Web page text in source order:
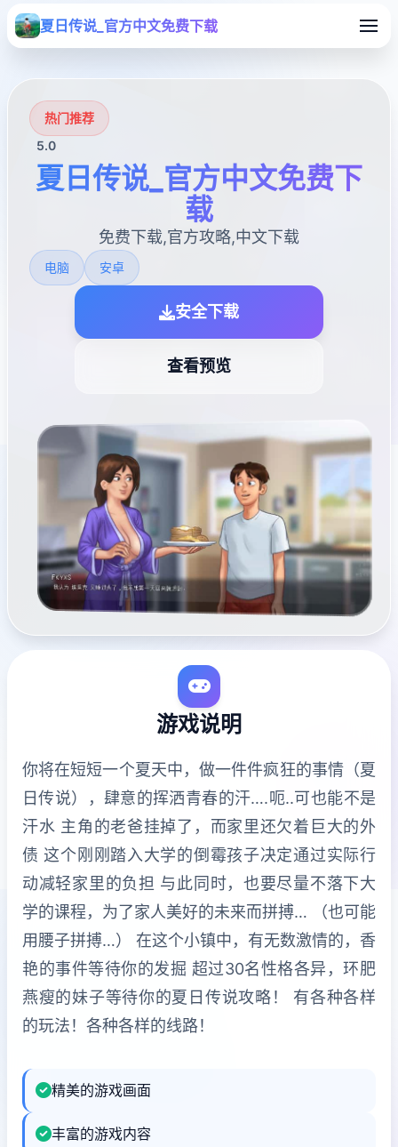
夏日传说_官方中文免费下载
热门推荐
5.0
夏日传说_官方中文免费下
载
免费下载,官方攻略,中文下载
电脑 安卓
安全下载
查看预览
游戏说明
你将在短短一个夏天中，做一件件疯狂的事情（夏
日传说），肆意的挥洒青春的汗….呃..可也能不是
汗水 主角的老爸挂掉了，而家里还欠着巨大的外
债 这个刚刚踏入大学的倒霉孩子决定通过实际行
动减轻家里的负担 与此同时，也要尽量不落下大
学的课程，为了家人美好的未来而拼搏… （也可能
用腰子拼搏…） 在这个小镇中，有无数激情的，香
艳的事件等待你的发掘 超过30名性格各异，环肥
燕瘦的妹子等待你的夏日传说攻略！ 有各种各样
的玩法！各种各样的线路！
精美的游戏画面
丰富的游戏内容